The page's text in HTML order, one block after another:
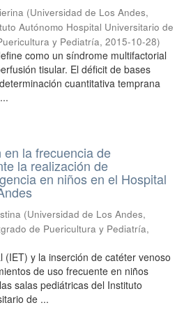
(Universidad de Los Andes,
Autónomo Hospital Universitario de
y Pediatría, 2015-10-28)
como un síndrome multifactorial
tisular. El déficit de bases
cuantitativa temprana
la frecuencia de
la realización de
en niños en el Hospital
(Universidad de Los Andes,
de Puericultura y Pediatría,
(IET) y la inserción de catéter venoso
de uso frecuente en niños
salas pediátricas del Instituto
de ...